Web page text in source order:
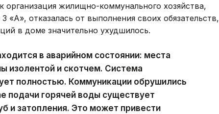
организация жилищно-коммунального хозяйства,
«А», отказалась от выполнения своих обязательств,
в доме значительно ухудшилось.
в аварийном состоянии: места
изолентой и скотчем. Система
полностью. Коммуникации обрушились
подачи горячей воды существует
и затопления. Это может привести